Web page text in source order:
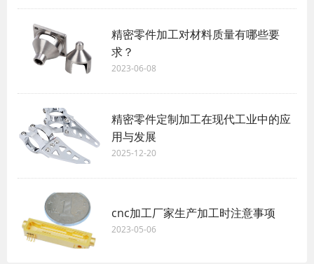
精密零件加工对材料质量有哪些要
求？
2023-06-08
精密零件定制加工在现代工业中的应
用与发展
2025-12-20
cnc加工厂家生产加工时注意事项
2023-05-06